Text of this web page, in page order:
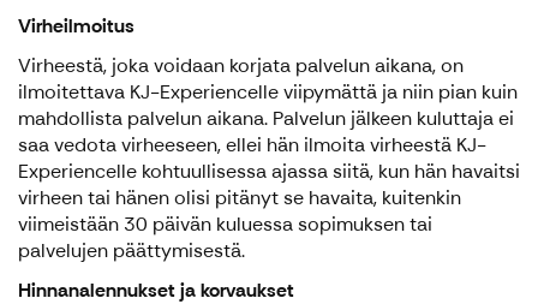
Virheilmoitus
Virheestä, joka voidaan korjata palvelun aikana, on
ilmoitettava KJ-Experiencelle viipymättä ja niin pian kuin
mahdollista palvelun aikana. Palvelun jälkeen kuluttaja ei
saa vedota virheeseen, ellei hän ilmoita virheestä KJ-
Experiencelle kohtuullisessa ajassa siitä, kun hän havaitsi
virheen tai hänen olisi pitänyt se havaita, kuitenkin
viimeistään 30 päivän kuluessa sopimuksen tai
palvelujen päättymisestä.
Hinnanalennukset ja korvaukset